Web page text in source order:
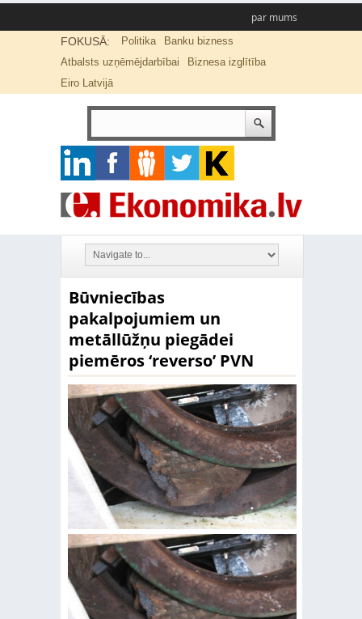
par mums
FOKUSĀ: Politika
Banku bizness
Atbalsts uzņēmējdarbībai
Biznesa izglītība
Eiro Latvijā
Būvniecības
pakalpojumiem un
metāllūžņu piegādei
piemēros ‘reverso’ PVN